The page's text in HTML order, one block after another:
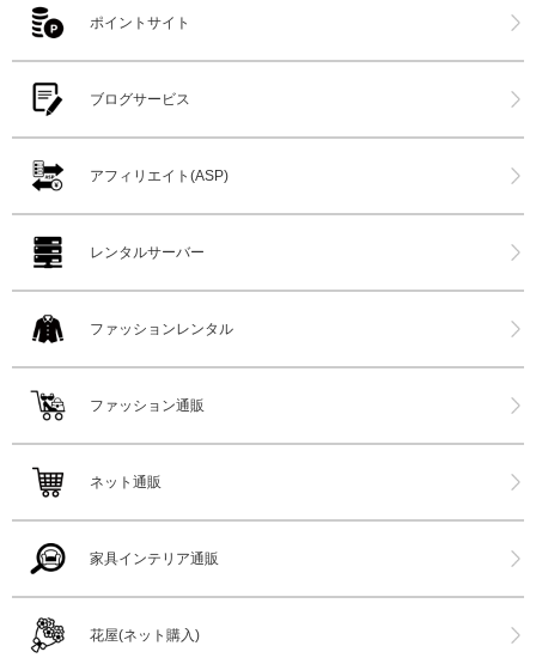
ポイントサイト
ブログサービス
アフィリエイト(ASP)
レンタルサーバー
ファッションレンタル
ファッション通販
ネット通販
家具インテリア通販
花屋(ネット購入)